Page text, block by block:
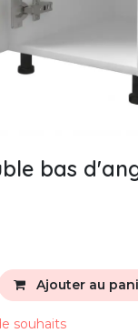
bas
Ajouter au
souhaits